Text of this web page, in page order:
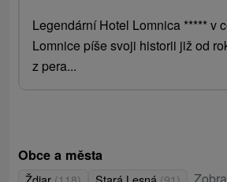
Legendární Hotel Lomnica ***** v
Lomnice píše svoji historii již od
z pera...
Obce a města